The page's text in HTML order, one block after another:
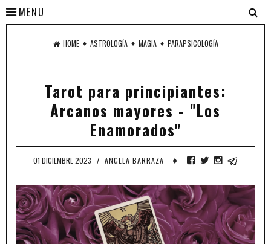
MENU
HOME ♦ ASTROLOGÍA ♦ MAGIA ♦ PARAPSICOLOGÍA
Tarot para principiantes:
Arcanos mayores - "Los
Enamorados"
01 DICIEMBRE 2023 / ANGELA BARRAZA ♦